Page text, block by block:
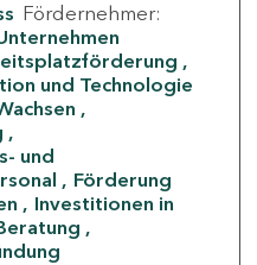
Fördernehmer:
und Technologie
und
Förderung
Investitionen in